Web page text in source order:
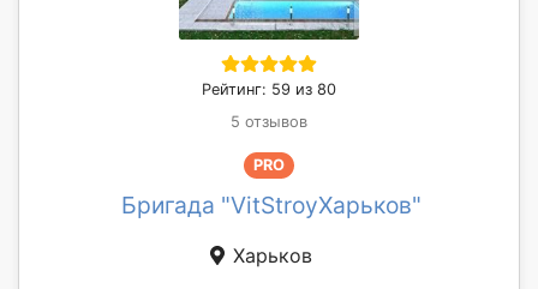
Рейтинг: 59 из 80
5 отзывов
PRO
Бригада "VitStroyХарьков"
Харьков